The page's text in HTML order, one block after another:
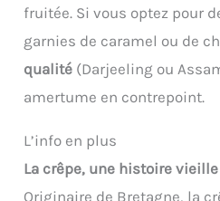
fruitée. Si vous optez pour
garnies de caramel ou de
qualité (Darjeeling ou
amertume en contrepoint.
L’info en plus
La crêpe, une histoire
Originaire de Bretagne, la